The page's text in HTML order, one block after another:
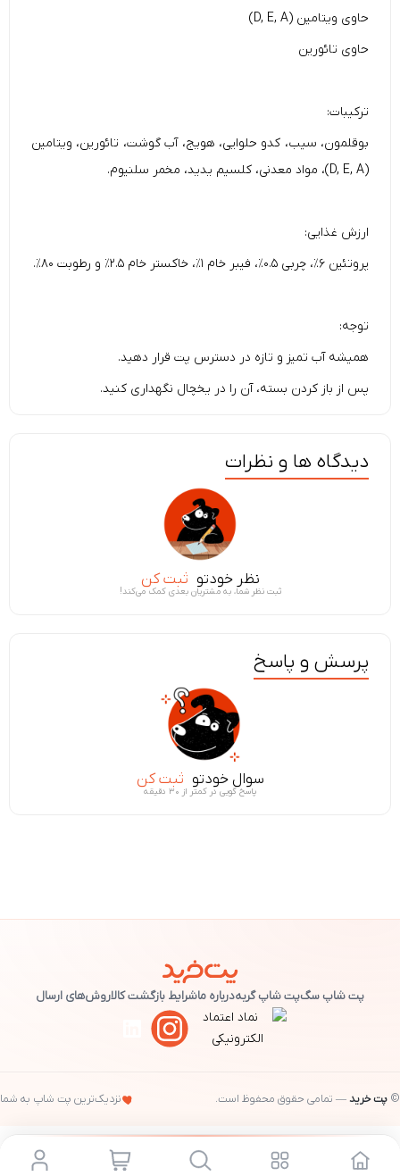
حاوی ویتامین (D, E, A)
حاوی تائورین
ترکیبات:
بوقلمون، سیب، کدو حلوایی، هویج، آب گوشت، تائورین، ویتامین
(D, E, A)، مواد معدنی، کلسیم یدید، مخمر سلنیوم.
ارزش غذایی:
پروتئین ۶٪، چربی ۰.۵٪، فیبر خام ۱٪، خاکستر خام ۲.۵٪ و رطوبت ۸۰٪.
توجه:
همیشه آب تمیز و تازه در دسترس پت قرار دهید.
پس از باز کردن بسته، آن را در یخچال نگهداری کنید.
دیدگاه ها و نظرات
نظر خودتو ثبت کن
ثبت نظر شما، به مشتریان بعدی کمک می‌کند!
پرسش و پاسخ
سوال خودتو ثبت کن
پاسخ گویی در کمتر از ۳۰ دقیقه
پت شاپ سگپت شاپ گربهدرباره ماشرایط بازگشت کالاروش‌های ارسال
© پت خرید— تمامی حقوق محفوظ است. نزدیک‌ترین پت شاپ به شما